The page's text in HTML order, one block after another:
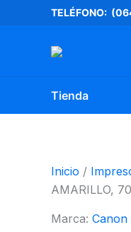
contenido
TELÉFONO:
Tienda
Inicio /
AMARILLO,
Marca: Canon
TINTA
GI-
70